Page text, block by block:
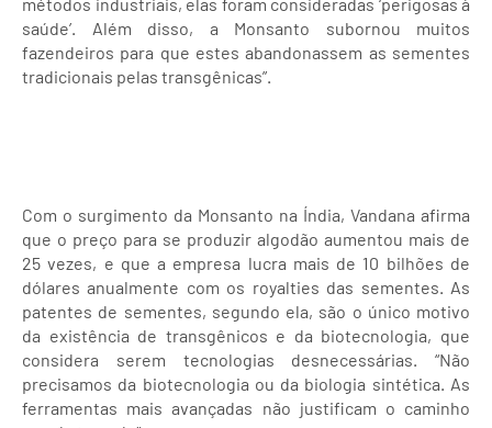
saúde’. Além disso, a Monsanto subornou muitos
fazendeiros para que estes abandonassem as sementes
tradicionais pelas transgênicas”.
Com o surgimento da Monsanto na Índia, Vandana afirma
que o preço para se produzir algodão aumentou mais de
25 vezes, e que a empresa lucra mais de 10 bilhões de
dólares anualmente com os royalties das sementes. As
patentes de sementes, segundo ela, são o único motivo
da existência de transgênicos e da biotecnologia, que
considera serem tecnologias desnecessárias. “Não
precisamos da biotecnologia ou da biologia sintética. As
ferramentas mais avançadas não justificam o caminho